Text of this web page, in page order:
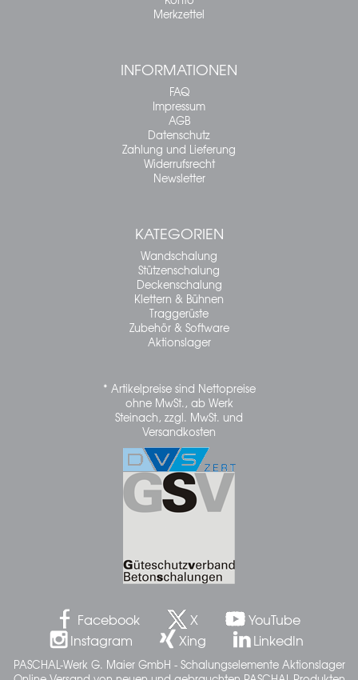
Merkzettel
INFORMATIONEN
FAQ
Impressum
AGB
Datenschutz
Zahlung und Lieferung
Widerrufsrecht
Newsletter
KATEGORIEN
Wandschalung
Stützenschalung
Deckenschalung
Klettern & Bühnen
Traggerüste
Zubehör & Software
Aktionslager
* Artikelpreise sind Nettopreise
ohne MwSt., ab Werk
Steinach, zzgl. MwSt. und
Versandkosten
Facebook X
YouTube
Instagram
Xing LinkedIn
PASCHAL-Werk G. Maier GmbH - Schalungselemente Aktionslager